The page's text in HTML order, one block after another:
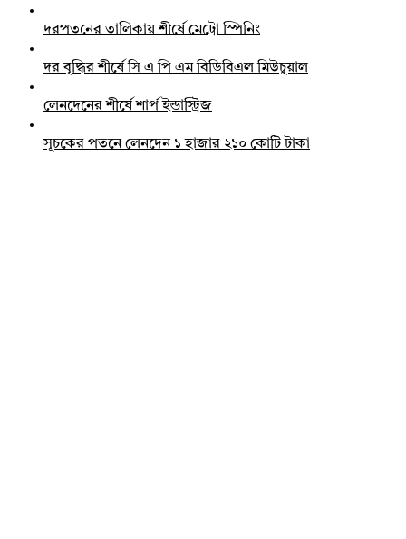
দরপতনের তালিকায় শীর্ষে মেট্রো স্পিনিং
দর বৃদ্ধির শীর্ষে সি এ পি এম বিডিবিএল মিউচুয়াল
লেনদেনের শীর্ষে শার্প ইন্ডাস্ট্রিজ
সূচকের পতনে লেনদেন ১ হাজার ২১০ কোটি টাকা